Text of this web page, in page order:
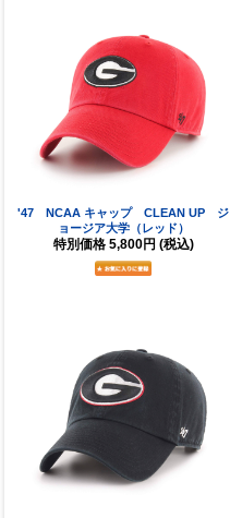
'47 NCAA キャップ CLEAN UP ジ
ョージア大学（レッド）
特別価格 5,800円 (税込)